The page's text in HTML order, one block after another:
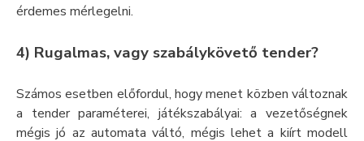
érdemes mérlegelni.
4) Rugalmas, vagy szabálykövető tender?
Számos esetben előfordul, hogy menet közben változnak
a tender paraméterei, játékszabályai: a vezetőségnek
mégis jó az automata váltó, mégis lehet a kiírt modell